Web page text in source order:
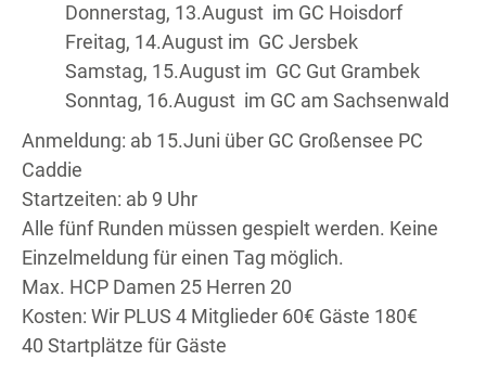
Donnerstag, 13.August im GC Hoisdorf
Freitag, 14.August im GC Jersbek
Samstag, 15.August im GC Gut Grambek
Sonntag, 16.August im GC am Sachsenwald
Anmeldung: ab 15.Juni über GC Großensee PC
Caddie
Startzeiten: ab 9 Uhr
Alle fünf Runden müssen gespielt werden. Keine
Einzelmeldung für einen Tag möglich.
Max. HCP Damen 25 Herren 20
Kosten: Wir PLUS 4 Mitglieder 60€ Gäste 180€
40 Startplätze für Gäste